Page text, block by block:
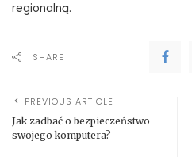
regionalną.
SHARE
PREVIOUS ARTICLE
Jak zadbać o bezpieczeństwo
swojego komputera?